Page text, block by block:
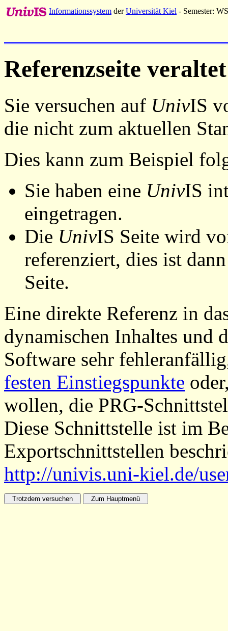
Informationssystem derUniversität Kiel - Semester:
Referenzseite veraltet
Sie versuchen auf UnivIS
die nicht zum aktuellen
Dies kann zum Beispiel
Sie haben eine UnivIS
eingetragen.
Die UnivIS Seite wird
referenziert, dies ist
Seite.
Eine direkte Referenz in
dynamischen Inhaltes und
Software sehr
festen Einstiegspunkte
wollen, die PRG-
Diese Schnittstelle ist im
Exportschnittstellen
http://univis.uni-kiel.de/